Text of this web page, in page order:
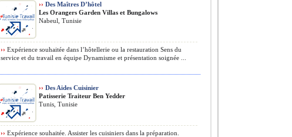
›› Des Maîtres D’hôtel
Les Orangers Garden Villas et Bungalows
Nabeul, Tunisie
›› Expérience souhaitée dans l’hôtellerie ou la restauration Sens du
service et du travail en équipe Dynamisme et présentation soignée ...
›› Des Aides Cuisinier
Patisserie Traiteur Ben Yedder
Tunis, Tunisie
›› Expérience souhaitée. Assister les cuisiniers dans la préparation.